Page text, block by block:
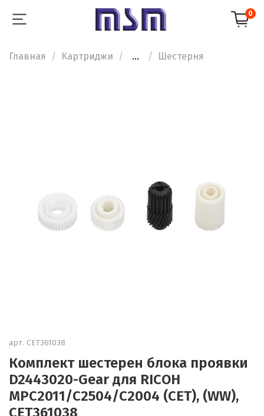
0
Главная Картриджи ... Шестерня
арт. CET361038
Комплект шестерен блока проявки
D2443020-Gear для RICOH
MPC2011/C2504/C2004 (CET), (WW),
CET361038